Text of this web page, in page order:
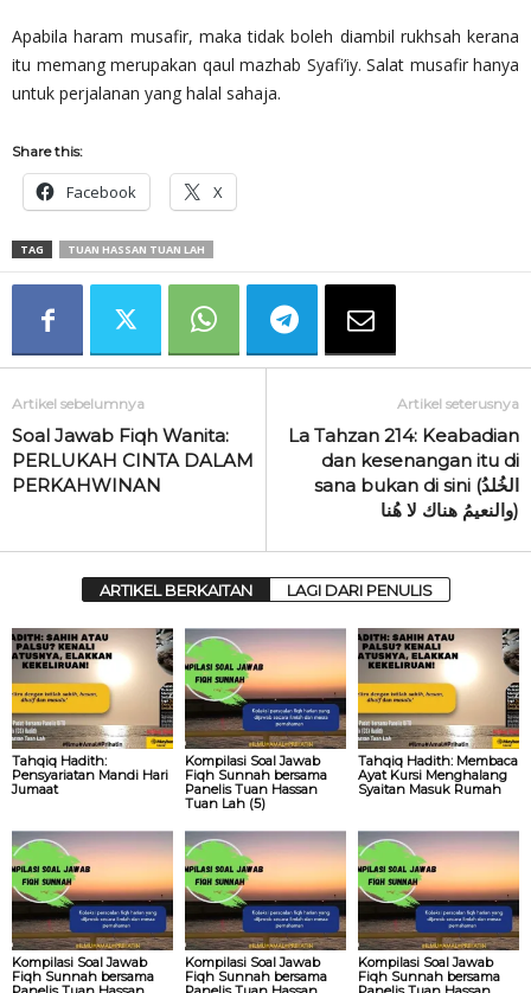
Apabila haram musafir, maka tidak boleh diambil rukhsah kerana
itu memang merupakan qaul mazhab Syafi’iy. Salat musafir hanya
untuk perjalanan yang halal sahaja.
Share this:
Facebook X
TAG TUAN HASSAN TUAN LAH
Artikel sebelumnya
Soal Jawab Fiqh Wanita:
PERLUKAH CINTA DALAM
PERKAHWINAN
Artikel seterusnya
La Tahzan 214: Keabadian
dan kesenangan itu di
sana bukan di sini (الخُلدُ
والنعيمُ هناك لا هُنا)
ARTIKEL BERKAITAN LAGI DARI PENULIS
Tahqiq Hadith:
Pensyariatan Mandi Hari
Jumaat
Kompilasi Soal Jawab
Fiqh Sunnah bersama
Panelis Tuan Hassan
Tuan Lah (5)
Tahqiq Hadith: Membaca
Ayat Kursi Menghalang
Syaitan Masuk Rumah
Kompilasi Soal Jawab
Fiqh Sunnah bersama
Kompilasi Soal Jawab
Fiqh Sunnah bersama
Kompilasi Soal Jawab
Fiqh Sunnah bersama